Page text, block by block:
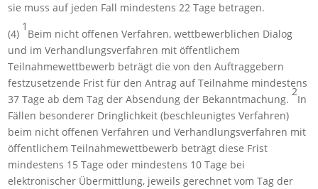
sie muss auf jeden Fall mindestens 22 Tage betragen.
(4)
1
Beim nicht offenen Verfahren, wettbewerblichen Dialog
und im Verhandlungsverfahren mit öffentlichem
Teilnahmewettbewerb beträgt die von den Auftraggebern
festzusetzende Frist für den Antrag auf Teilnahme mindestens
37 Tage ab dem Tag der Absendung der Bekanntmachung.
2
In
Fällen besonderer Dringlichkeit (beschleunigtes Verfahren)
beim nicht offenen Verfahren und Verhandlungsverfahren mit
öffentlichem Teilnahmewettbewerb beträgt diese Frist
mindestens 15 Tage oder mindestens 10 Tage bei
elektronischer Übermittlung, jeweils gerechnet vom Tag der